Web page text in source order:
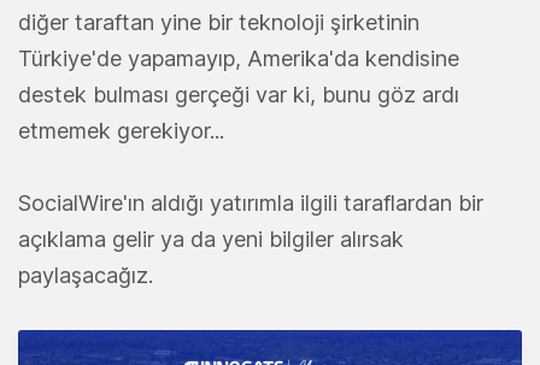
diğer taraftan yine bir teknoloji şirketinin
Türkiye'de yapamayıp, Amerika'da kendisine
destek bulması gerçeği var ki, bunu göz ardı
etmemek gerekiyor...
SocialWire'ın aldığı yatırımla ilgili taraflardan bir
açıklama gelir ya da yeni bilgiler alırsak
paylaşacağız.